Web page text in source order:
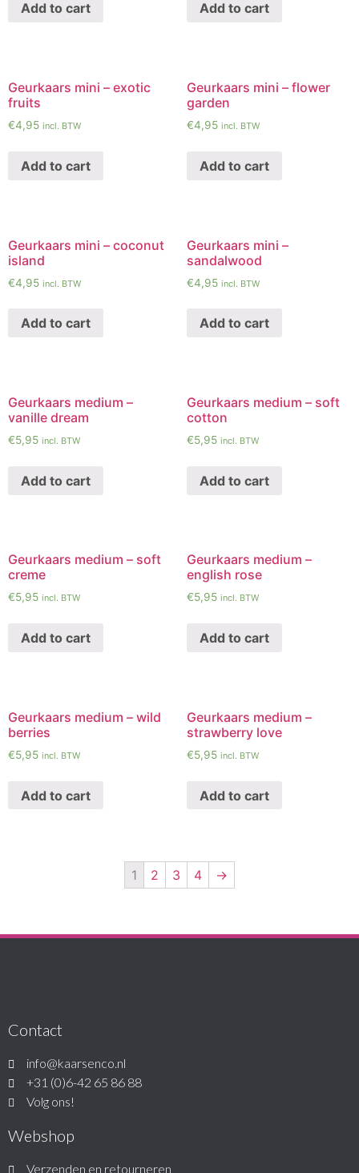
Add to cart Add to cart
Geurkaars mini – exotic
fruits
€4,95 incl. BTW
Add to cart
Geurkaars mini – flower
garden
€4,95 incl. BTW
Add to cart
Geurkaars mini – coconut
island
€4,95 incl. BTW
Add to cart
Geurkaars mini –
sandalwood
€4,95 incl. BTW
Add to cart
Geurkaars medium –
vanille dream
€5,95 incl. BTW
Add to cart
Geurkaars medium – soft
cotton
€5,95 incl. BTW
Add to cart
Geurkaars medium – soft
creme
€5,95 incl. BTW
Add to cart
Geurkaars medium –
english rose
€5,95 incl. BTW
Add to cart
Geurkaars medium – wild
berries
€5,95 incl. BTW
Add to cart
Geurkaars medium –
strawberry love
€5,95 incl. BTW
Add to cart
1 2 3 4 →
Contact
info@kaarsenco.nl
+31 (0)6-42 65 86 88
Volg ons!
Webshop
Verzenden en retourneren